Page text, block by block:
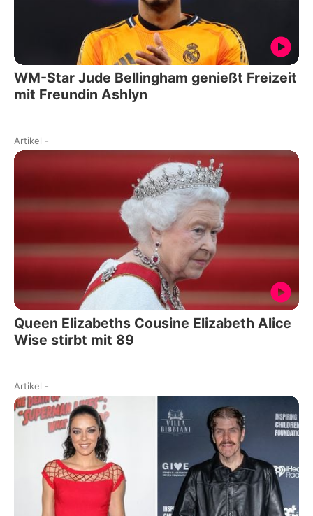
WM-Star Jude Bellingham genießt Freizeit
mit Freundin Ashlyn
Artikel -
Queen Elizabeths Cousine Elizabeth Alice
Wise stirbt mit 89
Artikel -